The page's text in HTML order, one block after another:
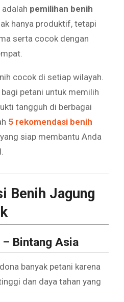
pemilihan benih
hanya produktif, tetapi
serta cocok dengan
cocok di setiap wilayah.
petani untuk memilih
tangguh di berbagai
5 rekomendasi benih
yang siap membantu Anda
Benih Jagung
– Bintang Asia
banyak petani karena
dan daya tahan yang